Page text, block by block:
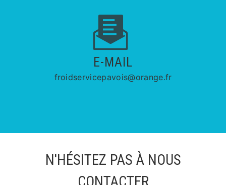
E-MAIL
froidservicepavois@orange.fr
N'HÉSITEZ PAS À NOUS
CONTACTER